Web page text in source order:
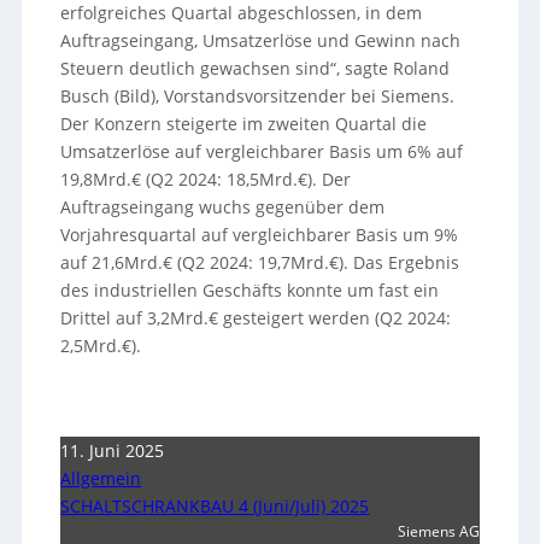
erfolgreiches Quartal abgeschlossen, in dem
Auftragseingang, Umsatzerlöse und Gewinn nach
Steuern deutlich gewachsen sind“, sagte Roland
Busch (Bild), Vorstandsvorsitzender bei Siemens.
Der Konzern steigerte im zweiten Quartal die
Umsatzerlöse auf vergleichbarer Basis um 6% auf
19,8Mrd.€ (Q2 2024: 18,5Mrd.€). Der
Auftragseingang wuchs gegenüber dem
Vorjahresquartal auf vergleichbarer Basis um 9%
auf 21,6Mrd.€ (Q2 2024: 19,7Mrd.€). Das Ergebnis
des industriellen Geschäfts konnte um fast ein
Drittel auf 3,2Mrd.€ gesteigert werden (Q2 2024:
2,5Mrd.€).
11. Juni 2025
Allgemein
SCHALTSCHRANKBAU 4 (Juni/Juli) 2025
Siemens AG